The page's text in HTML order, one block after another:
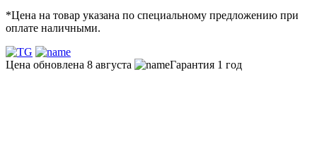
*Цена на товар указана по специальному предложению при
оплате наличными.
Цена обновлена 8 августа Гарантия 1 год